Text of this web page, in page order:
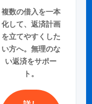
複数の借入を一本
化して、返済計画
を立てやすくした
い方へ。無理のな
い返済をサポー
ト。